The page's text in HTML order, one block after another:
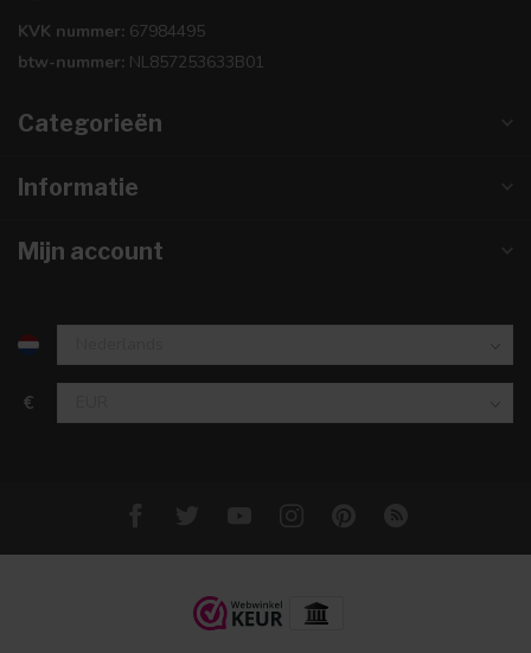
KVK nummer: 67984495
btw-nummer: NL857253633B01
Categorieën
Informatie
Mijn account
€